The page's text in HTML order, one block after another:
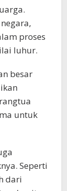
proses
luhur.
besar
untuk
Seperti
dari